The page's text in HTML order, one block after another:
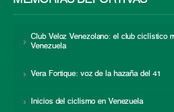
Club Veloz Venezolano: el club ciclístico
Venezuela
Vera Fortique: voz de la hazaña del 41
Inicios del ciclismo en Venezuela